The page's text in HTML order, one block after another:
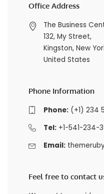
Office Address
The Business
132, My Street,
Kingston, New
United States
Phone Information
Phone:(+1) 234
Tel:+1-541-234-
Email:
Feel free to contact